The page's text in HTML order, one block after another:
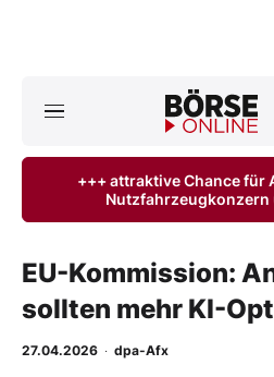
ktuelle Ausgabe
Anlageprodukte
Finanz-Check
Abo & Shop
+++ attraktive Chance für
Nutzfahrzeugkonzern
EU-Kommission:
sollten mehr KI-
27.04.2026 · dpa-Afx